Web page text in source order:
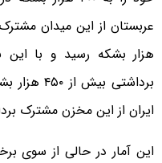
هزار بشکه رسید و با این
ایران از این مخزن مشترک
این آمار در حالی از سوی